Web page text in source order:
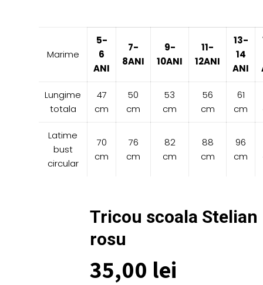
Marime
5-
6
ANI
7-
8ANI
9-
10ANI
11-
12ANI
13-
14
ANI
Lungime
totala
47
cm
50
cm
53
cm
56
cm
61
cm
Latime
bust
circular
70
cm
76
cm
82
cm
88
cm
96
cm
Tricou scoala Stelian
rosu
35,00 lei